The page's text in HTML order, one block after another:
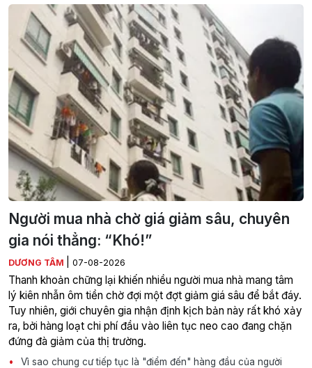
Người mua nhà chờ giá giảm sâu, chuyên
gia nói thẳng: “Khó!”
DƯƠNG TÂM 07-08-2026
Thanh khoản chững lại khiến nhiều người mua nhà mang tâm
lý kiên nhẫn ôm tiền chờ đợi một đợt giảm giá sâu để bắt đáy.
Tuy nhiên, giới chuyên gia nhận định kịch bản này rất khó xảy
ra, bởi hàng loạt chi phí đầu vào liên tục neo cao đang chặn
đứng đà giảm của thị trường.
Vì sao chung cư tiếp tục là "điểm đến" hàng đầu của người